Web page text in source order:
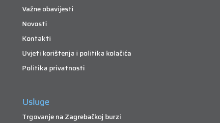
Važne obavijesti
Novosti
Kontakti
Uvjeti korištenja i politika kolačića
Politika privatnosti
Usluge
Trgovanje na Zagrebačkoj burzi